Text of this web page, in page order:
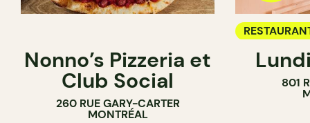
Nonno’s Pizzeria et
Club Social
260 RUE GARY-CARTER
MONTRÉAL
BAR À VIN
801